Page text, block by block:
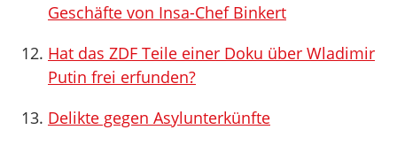
Geschäfte von Insa-Chef Binkert
Hat das ZDF Teile einer Doku über Wladimir
Putin frei erfunden?
Delikte gegen Asylunterkünfte